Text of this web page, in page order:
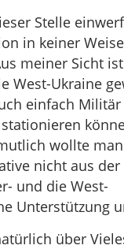
Stelle
in keiner
meiner Sicht
West-Ukraine
einfach
wollte
nicht aus der
und die West-
Unterstützung
über